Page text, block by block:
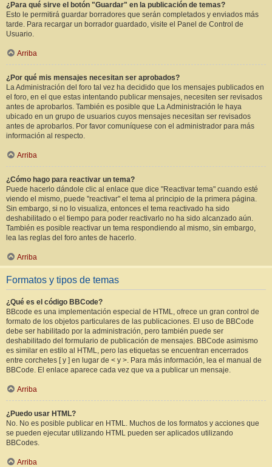
¿Para qué sirve el botón "Guardar" en la publicación de temas?
Esto le permitirá guardar borradores que serán completados y enviados más
tarde. Para recargar un borrador guardado, visite el Panel de Control de
Usuario.
Arriba
¿Por qué mis mensajes necesitan ser aprobados?
La Administración del foro tal vez ha decidido que los mensajes publicados en
el foro, en el que estas intentando publicar mensajes, necesiten ser revisados
antes de aprobarlos. También es posible que La Administración le haya
ubicado en un grupo de usuarios cuyos mensajes necesitan ser revisados
antes de aprobarlos. Por favor comuníquese con el administrador para más
información al respecto.
Arriba
¿Cómo hago para reactivar un tema?
Puede hacerlo dándole clic al enlace que dice "Reactivar tema" cuando esté
viendo el mismo, puede "reactivar" el tema al principio de la primera página.
Sin embargo, si no lo visualiza, entonces el tema reactivado ha sido
deshabilitado o el tiempo para poder reactivarlo no ha sido alcanzado aún.
También es posible reactivar un tema respondiendo al mismo, sin embargo,
lea las reglas del foro antes de hacerlo.
Arriba
Formatos y tipos de temas
¿Qué es el código BBCode?
BBcode es una implementación especial de HTML, ofrece un gran control de
formato de los objetos particulares de las publicaciones. El uso de BBCode
debe ser habilitado por la administración, pero también puede ser
deshabilitado del formulario de publicación de mensajes. BBCode asimismo
es similar en estilo al HTML, pero las etiquetas se encuentran encerrados
entre corchetes [ y ] en lugar de < y >. Para más información, lea el manual de
BBCode. El enlace aparece cada vez que va a publicar un mensaje.
Arriba
¿Puedo usar HTML?
No. No es posible publicar en HTML. Muchos de los formatos y acciones que
se pueden ejecutar utilizando HTML pueden ser aplicados utilizando
BBCodes.
Arriba